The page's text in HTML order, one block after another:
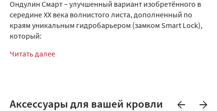
Ондулин Смарт – улучшенный вариант изобретённого в
середине XX века волнистого листа, дополненный по
краям уникальным гидробарьером (замком Smart Lock),
который:
Читать далее
Аксессуары для вашей кровли